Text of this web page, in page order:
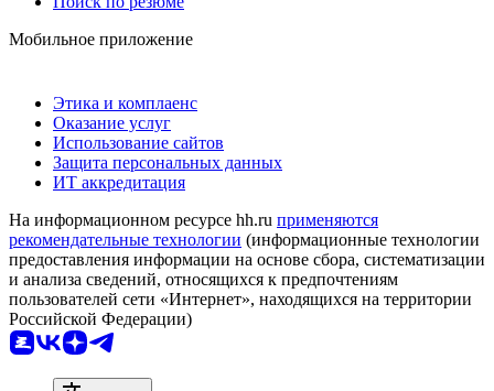
Мобильное приложение
Этика и комплаенс
Оказание услуг
Использование сайтов
Защита персональных данных
ИТ аккредитация
На информационном ресурсе hh.ru применяются
рекомендательные технологии (информационные технологии
предоставления информации на основе сбора, систематизации
и анализа сведений, относящихся к предпочтениям
пользователей сети «Интернет», находящихся на территории
Российской Федерации)